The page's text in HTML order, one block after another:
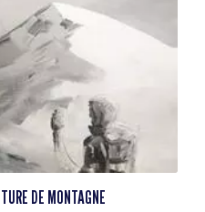
DE MONTAGNE